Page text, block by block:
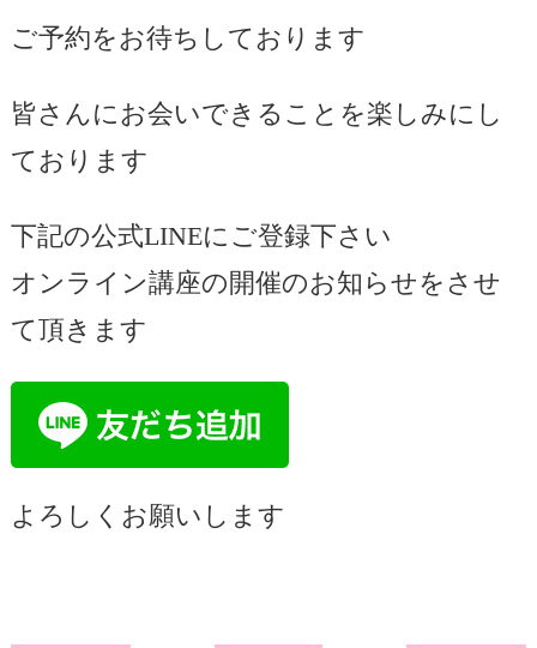
ご予約をお待ちしております
皆さんにお会いできることを楽しみにし
ております
下記の公式LINEにご登録下さい
オンライン講座の開催のお知らせをさせ
て頂きます
よろしくお願いします